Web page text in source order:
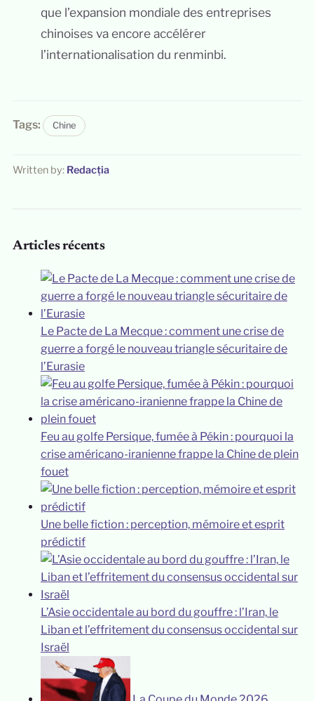
que l’expansion mondiale des entreprises
chinoises va encore accélérer
l’internationalisation du renminbi.
Tags: Chine
Written by: Redacția
Articles récents
Le Pacte de La Mecque : comment une crise de
guerre a forgé le nouveau triangle sécuritaire de
l’Eurasie
Feu au golfe Persique, fumée à Pékin : pourquoi la
crise américano-iranienne frappe la Chine de plein
fouet
Une belle fiction : perception, mémoire et esprit
prédictif
L’Asie occidentale au bord du gouffre : l’Iran, le
Liban et l’effritement du consensus occidental sur
Israël